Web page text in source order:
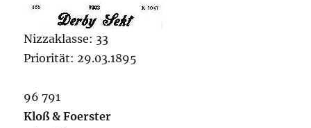
Nizzaklasse: 33
Priorität: 29.03.1895
96 791
Kloß & Foerster